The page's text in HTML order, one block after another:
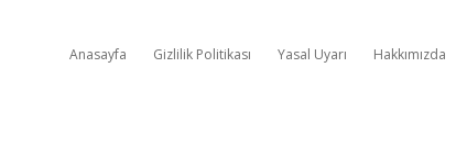
Anasayfa Gizlilik Politikası Yasal Uyarı Hakkımızda